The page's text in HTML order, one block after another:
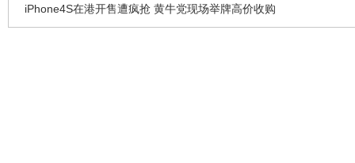
iPhone4S在港开售遭疯抢 黄牛党现场举牌高价收购